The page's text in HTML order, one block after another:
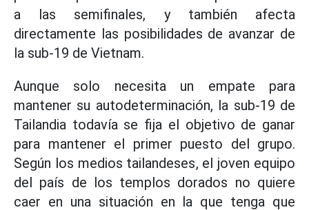
a las semifinales, y también afecta
directamente las posibilidades de avanzar de
la sub-19 de Vietnam.
Aunque solo necesita un empate para
mantener su autodeterminación, la sub-19 de
Tailandia todavía se fija el objetivo de ganar
para mantener el primer puesto del grupo.
Según los medios tailandeses, el joven equipo
del país de los templos dorados no quiere
caer en una situación en la que tenga que